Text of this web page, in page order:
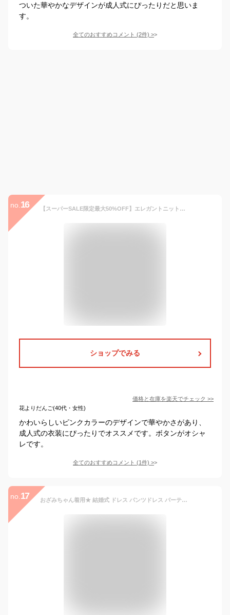
ついた華やかなデザインが成人式にぴったりだと思いま
す。
全てのおすすめコメント (2件) >
no. 16 【スーパーSALE限定最大50%OFF】エレガントニットジャケットとスカートセット レディース セットアップ 2点セット 結婚式 フォーマルフェミニン きれいめ 春 秋 冬 エレガント おしゃれ 大人 謝恩会 二次会 お呼ばれ 成人式 入学式 春物 40代 50代 60代
ショップでみる
価格と在庫を楽天でチェック >>
花よりだんご(40代・女性)
かわいらしいピンクカラーのデザインで華やかさがあり、
成人式の衣装にぴったりでオススメです。ボタンがオシャ
レです。
全てのおすすめコメント (1件) >
no. 17 おざみちゃん着用★ 結婚式 ドレス パンツドレス パーティードレス 大きいサイズ セットアップ フォーマル 披露宴 二次会 ママ 入学式 卒業式 入園式 発表会 お呼ばれ 20代 30代 40代 秋 冬 韓国 袖あり 小柄 レース レディース 成人式